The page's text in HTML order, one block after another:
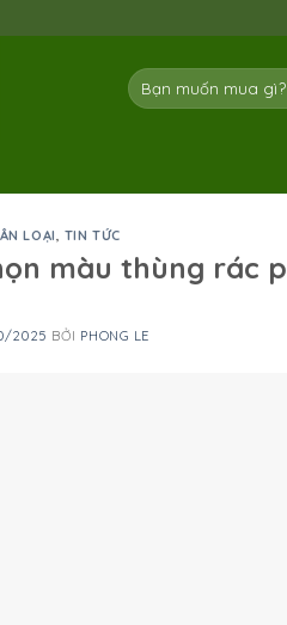
Tìm
kiếm:
LOẠI, TIN TỨC
màu thùng rác
2025 BỞI PHONG LE